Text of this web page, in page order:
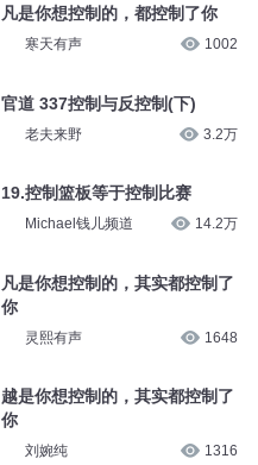
凡是你想控制的，都控制了你
寒天有声 1002
官道 337控制与反控制(下)
老夫来野 3.2万
19.控制篮板等于控制比赛
Michael钱儿频道 14.2万
凡是你想控制的，其实都控制了
你
灵熙有声 1648
越是你想控制的，其实都控制了
你
刘婉纯 1316